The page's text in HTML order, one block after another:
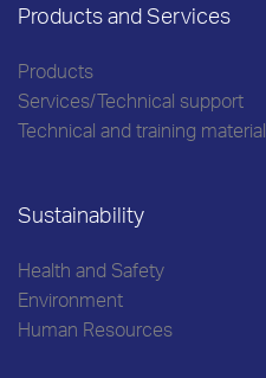
Products and Services
Products
Services/Technical support
Technical and training material
Sustainability
Health and Safety
Environment
Human Resources